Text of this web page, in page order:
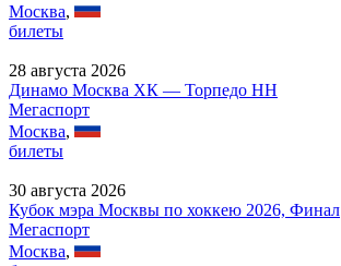
Москва,
билеты
28 августа 2026
Динамо Москва ХК — Торпедо НН
Мегаспорт
Москва,
билеты
30 августа 2026
Кубок мэра Москвы по хоккею 2026, Финал
Мегаспорт
Москва,